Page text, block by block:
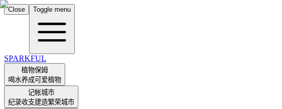
Close Toggle menu
SPARKFUL
植物保姆
喝水养成可爱植物
记帐城市
纪录收支建造繁荣城市